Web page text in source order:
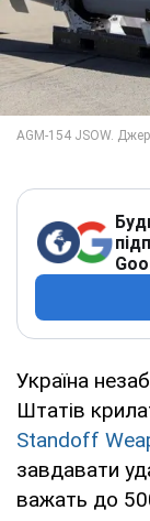
Україна
Штатів
Standoff
завдавати
важать до